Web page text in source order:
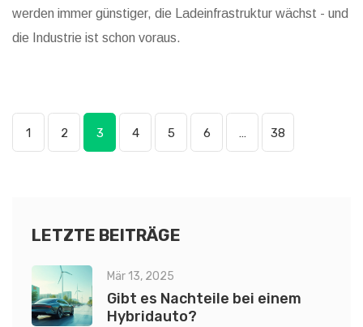
werden immer günstiger, die Ladeinfrastruktur wächst - und
die Industrie ist schon voraus.
1 2 3 4 5 6 … 38
LETZTE BEITRÄGE
Mär 13, 2025
Gibt es Nachteile bei einem
Hybridauto?